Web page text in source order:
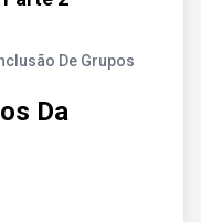
De Grupos
Da